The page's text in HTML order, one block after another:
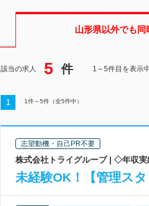
山形県以外でも
該当の求人 5 件 1～5件目を表示
1 1件～5件（全5件中）
志望動機・自己PR不要
株式会社トライグループ | ◇年収
未経験OK！【管理ス